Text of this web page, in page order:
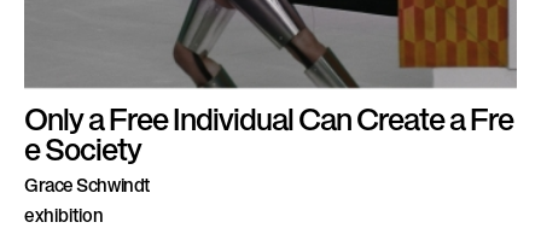
Only a Free Individual Can Create a Fre
e Society
Grace Schwindt
exhibition